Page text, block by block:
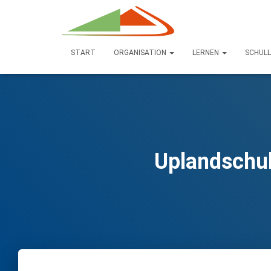
START ORGANISATION LERNEN